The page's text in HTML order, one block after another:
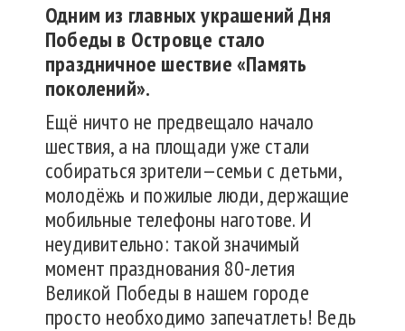
Одним из главных украшений Дня
Победы в Островце стало
праздничное шествие «Память
поколений».
Ещё ничто не предвещало начало
шествия, а на площади уже стали
собираться зрители—семьи с детьми,
молодёжь и пожилые люди, держащие
мобильные телефоны наготове. И
неудивительно: такой значимый
момент празднования 80-летия
Великой Победы в нашем городе
просто необходимо запечатлеть! Ведь